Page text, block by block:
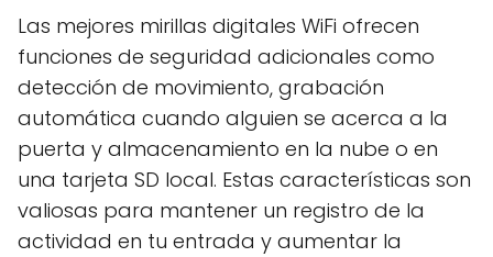
Las mejores mirillas digitales WiFi ofrecen
funciones de seguridad adicionales como
detección de movimiento, grabación
automática cuando alguien se acerca a la
puerta y almacenamiento en la nube o en
una tarjeta SD local. Estas características son
valiosas para mantener un registro de la
actividad en tu entrada y aumentar la